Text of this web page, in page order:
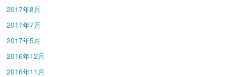
2017年8月
2017年7月
2017年5月
2016年12月
2016年11月